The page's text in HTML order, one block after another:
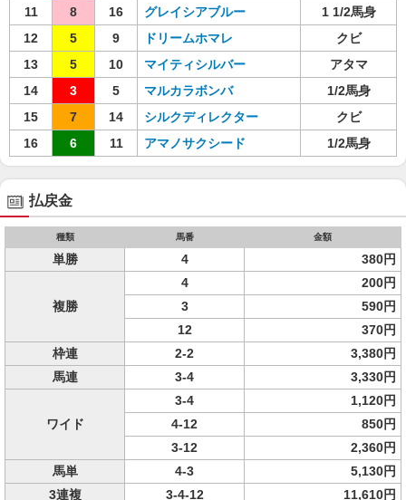
11
8 16 グレイシアブルー
1 1/2馬身
12
5 9 ドリームホマレ
クビ
13
5 10 マイティシルバー
アタマ
14
3 5 マルカラボンバ
1/2馬身
15
7 14 シルクディレクター
クビ
16
6 11 アマノサクシード 1/2馬身
払戻金
種類 馬番 金額
単勝 4 380円
複勝
4
200円
3
590円
12
370円
枠連
2-2
3,380円
馬連
3-4 3,330円
ワイド
3-4
1,120円
4-12
850円
3-12
2,360円
馬単
4-3
5,130円
3連複
3-4-12
11,610円